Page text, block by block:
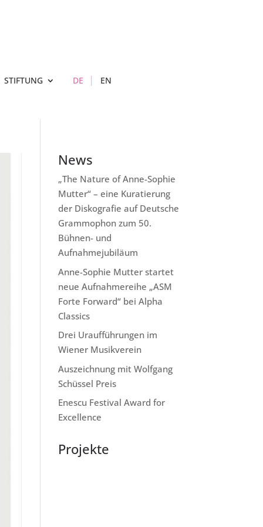
STIFTUNG DE EN
News
„The Nature of Anne-Sophie
Mutter“ – eine Kuratierung
der Diskografie auf Deutsche
Grammophon zum 50.
Bühnen- und
Aufnahmejubiläum
Anne-Sophie Mutter startet
neue Aufnahmereihe „ASM
Forte Forward“ bei Alpha
Classics
Drei Uraufführungen im
Wiener Musikverein
Auszeichnung mit Wolfgang
Schüssel Preis
Enescu Festival Award for
Excellence
Projekte